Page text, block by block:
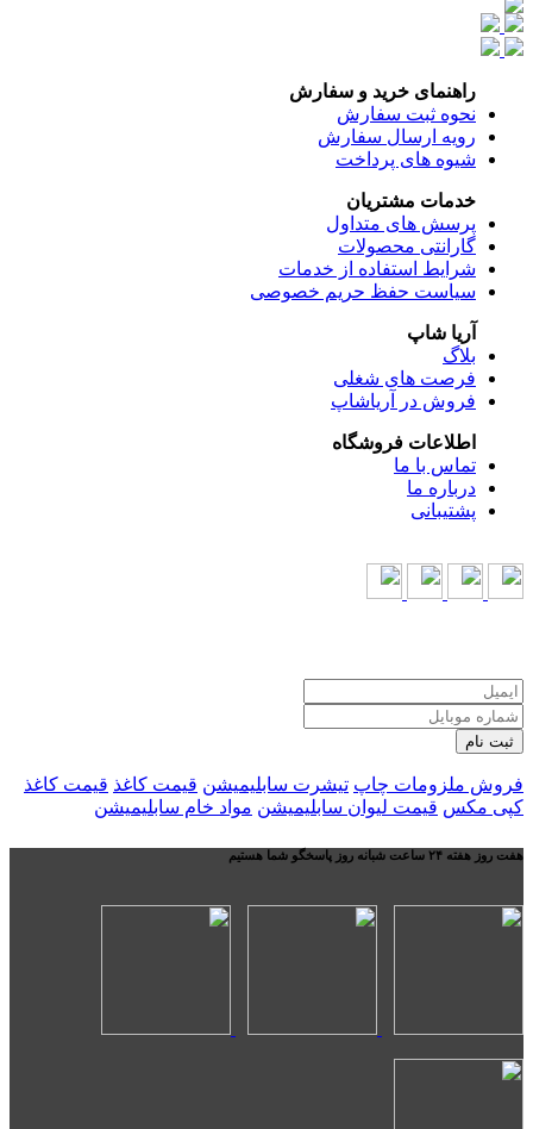
راهنمای خرید و سفارش
نحوه ثبت سفارش
رویه ارسال سفارش
شیوه های پرداخت
خدمات مشتریان
پرسش های متداول
گارانتی محصولات
شرایط استفاده از خدمات
سیاست حفظ حریم خصوصی
آریا شاپ
بلاگ
فرصت های شغلی
فروش در آریاشاپ
اطلاعات فروشگاه
تماس با ما
درباره ما
پشتیبانی
ثبت نام
فروش ملزومات چاپ تیشرت سابلیمیشن قیمت کاغذ قیمت کاغذ
کپی مکس قیمت لیوان سابلیمیشن مواد خام سابلیمیشن
هفت روز هفته ۲۴ ساعت شبانه روز پاسخگو شما هستیم